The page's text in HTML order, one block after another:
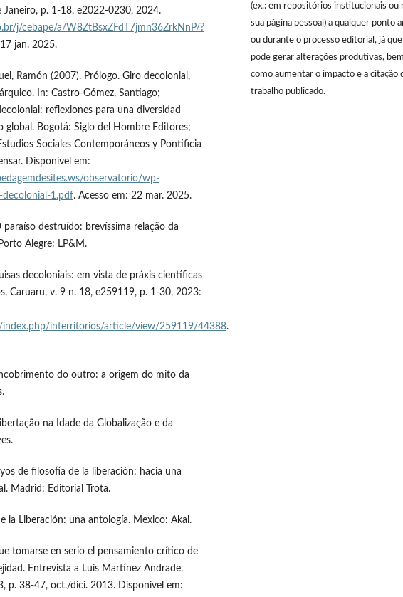
Janeiro, p. 1-18, e2022-0230, 2024.
j/cebape/a/W8ZtBsxZFdT7jmn36ZrkNnP/?
jan. 2025.
Ramón (2007). Prólogo. Giro decolonial,
In: Castro-Gómez, Santiago;
reflexiones para una diversidad
global. Bogotá: Siglo del Hombre Editores;
Sociales Contemporáneos y Pontificia
Disponível em:
observatorio/wp-
1.pdf. Acesso em: 22 mar. 2025.
paraíso destruído: brevíssima relação da
Alegre: LP&M.
decoloniais: em vista de práxis científicas
Caruaru, v. 9 n. 18, e259119, p. 1-30, 2023:
index.php/interritorios/article/view/259119/44388.
do outro: a origem do mito da
na Idade da Globalização e da
de filosofía de la liberación: hacia una
Madrid: Editorial Trota.
la Liberación: una antología. Mexico: Akal.
tomarse en serio el pensamiento crítico de
Entrevista a Luis Martínez Andrade.
p. 38-47, oct./dici. 2013. Disponivel em:
(ex.: em repositórios institucionais ou
sua página pessoal) a qualquer ponto
ou durante o processo editorial, já
pode gerar alterações produtivas, bem
como aumentar o impacto e a citação
trabalho publicado.